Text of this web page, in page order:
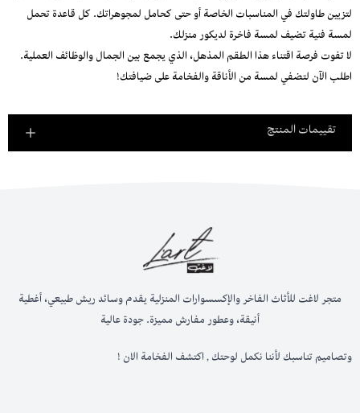
لتزيين طاولتك في المناسبات الخاصة أو حتى كحامل لمجوهراتك. كل قاعدة تحمل
لمسة فنية تضيف لمسة فاخرة لديكور منزلك.
لا تفوت فرصة اقتناء هذا الطقم المذهل، الذي يجمع بين الجمال والوظائف العملية.
اطلب الآن لتضفي لمسة من الأناقة والفخامة على ضيافتك!
تقييمات المنتج
متجر لاغت للأثاث الفاخر والإكسسوارات المنزلية يقدم وسائد ريش طبيعي، أغطية
أنيقة، وعطور مفارش مميزة. جودة عالية
وتصاميم تناسبك لأننا نكمل لوحتك , اكتشف الفخامة الان !